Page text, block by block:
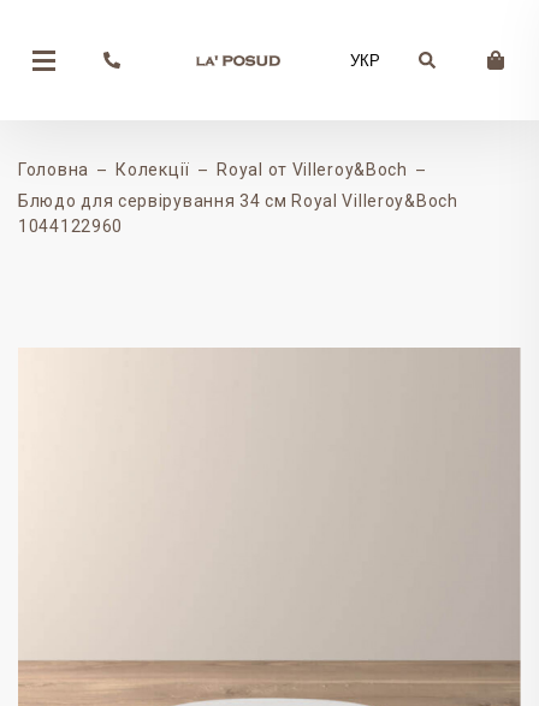
УКР
Головна Колекції
Royal от Villeroy&Boch
Блюдо для сервірування 34 см Royal Villeroy&Boch
1044122960